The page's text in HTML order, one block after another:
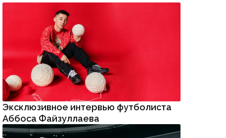
Эксклюзивное интервью футболиста
Аббоса Файзуллаева